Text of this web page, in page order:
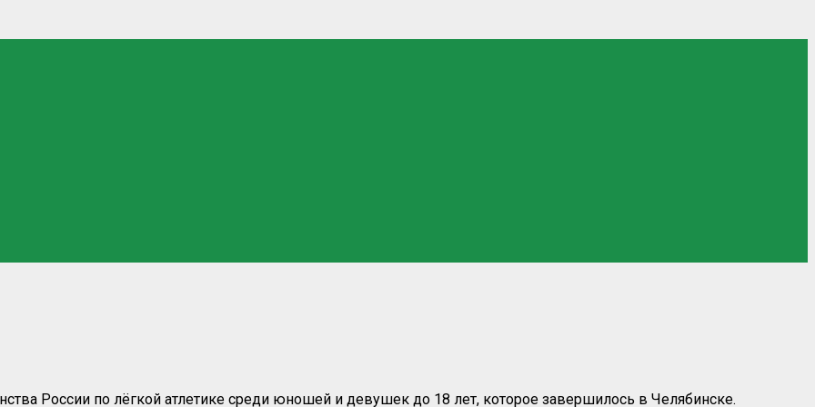
России по лёгкой атлетике среди юношей и девушек до 18 лет, которое завершилось в Челябинске.